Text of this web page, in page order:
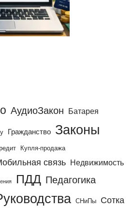
АудиоЗакон Батарея
Гражданство Законы
Купля-продажа
связь Недвижимость
ПДД Педагогика
СНиПы Сотка